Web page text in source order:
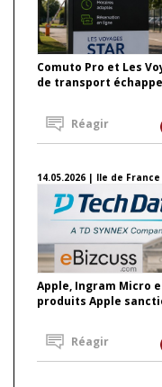
Comuto Pro et Les
de transport
Réagir
14.05.2026 | Ile de France
Apple, Ingram Micro
produits Apple
Réagir